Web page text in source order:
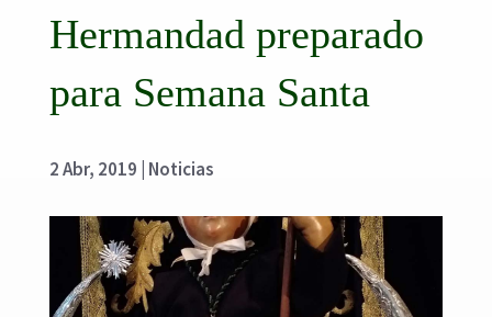
Hermandad preparado
para Semana Santa
2 Abr, 2019 Noticias